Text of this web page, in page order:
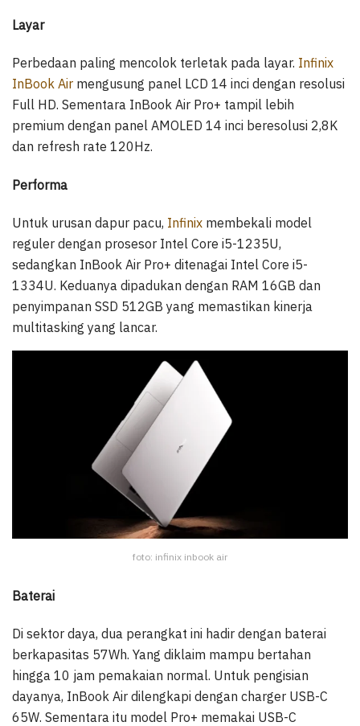
Layar
Perbedaan paling mencolok terletak pada layar. Infinix
InBook Air mengusung panel LCD 14 inci dengan resolusi
Full HD. Sementara InBook Air Pro+ tampil lebih
premium dengan panel AMOLED 14 inci beresolusi 2,8K
dan refresh rate 120Hz.
Performa
Untuk urusan dapur pacu, Infinix membekali model
reguler dengan prosesor Intel Core i5-1235U,
sedangkan InBook Air Pro+ ditenagai Intel Core i5-
1334U. Keduanya dipadukan dengan RAM 16GB dan
penyimpanan SSD 512GB yang memastikan kinerja
multitasking yang lancar.
foto: infinix inbook air
Baterai
Di sektor daya, dua perangkat ini hadir dengan baterai
berkapasitas 57Wh. Yang diklaim mampu bertahan
hingga 10 jam pemakaian normal. Untuk pengisian
dayanya, InBook Air dilengkapi dengan charger USB-C
65W. Sementara itu model Pro+ memakai USB-C